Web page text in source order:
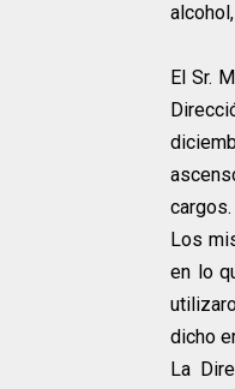
El Sr.
cargos.
Los
en lo
dicho
La